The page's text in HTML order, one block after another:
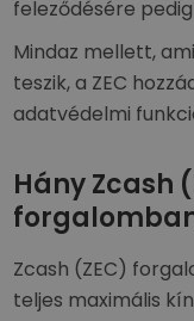
feleződésére
Mindaz mellett,
teszik, a ZEC
adatvédelmi
Hány Zcash
Zcash (ZEC)
teljes maximális